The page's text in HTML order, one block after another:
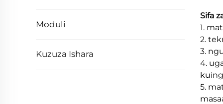
Moduli
Kuzuza Ishara
Sifa
1.
2.
3.
4.
5.